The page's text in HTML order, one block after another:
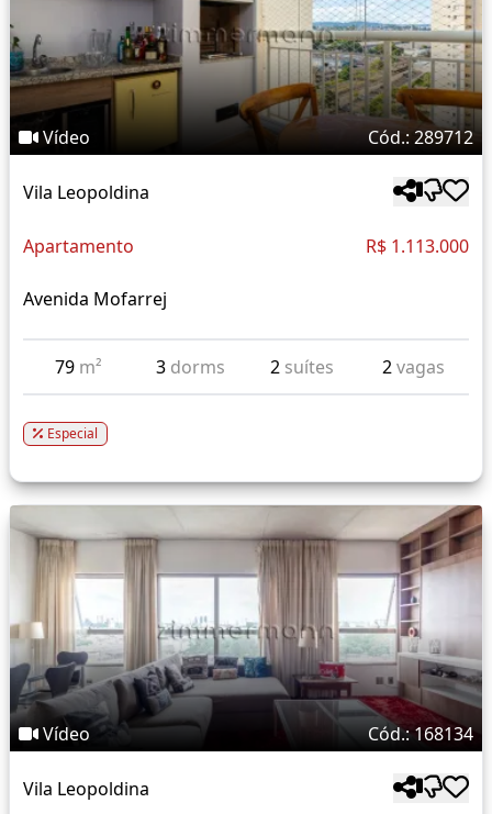
Vídeo Cód.: 289712
Vila Leopoldina
Apartamento R$ 1.113.000
Avenida Mofarrej
79 m² 3 dorms 2 suítes 2vagas
Especial
Vídeo Cód.: 168134
Vila Leopoldina